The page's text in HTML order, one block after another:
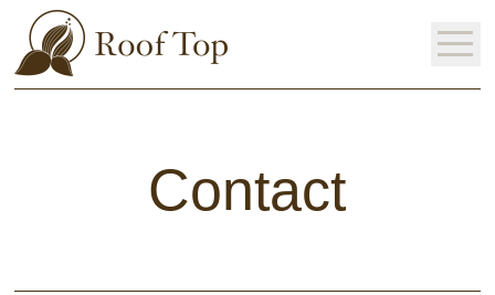
Contact